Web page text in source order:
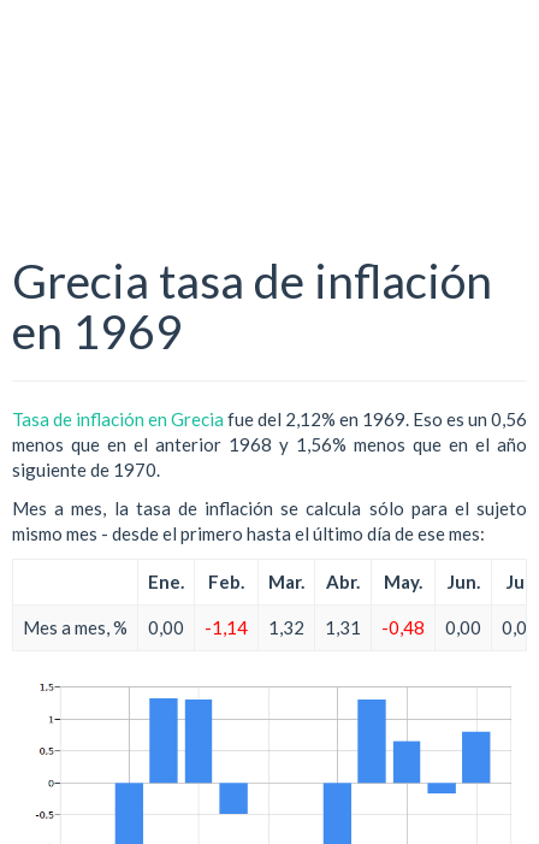
Grecia tasa de inflación
en 1969
Tasa de inflación en Grecia fue del 2,12% en 1969. Eso es un 0,56
menos que en el anterior 1968 y 1,56% menos que en el año
siguiente de 1970.
Mes a mes, la tasa de inflación se calcula sólo para el sujeto
mismo mes - desde el primero hasta el último día de ese mes:
Ene. Feb. Mar. Abr. May. Jun. Jul.
Mes a mes, % 0,00 -1,14 1,32 1,31 -0,48 0,00 0,00